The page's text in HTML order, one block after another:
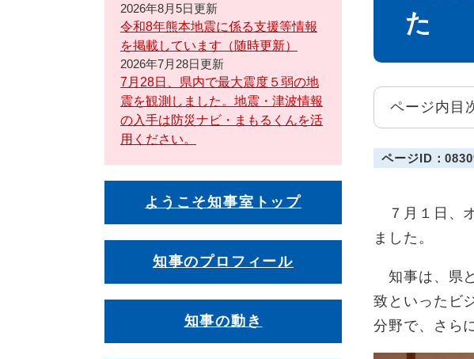
た
ページ内目
ページID：
７月１日、
ました。
知事は、県
致といったビ
分野で、さら
2026年8月5日更新
令和8年熊本地震に係る支援等情報
を掲載しています（随時更新）
2026年7月28日更新
7月28日、県内で最大震度５弱の地
震を観測しました。地震・津波情報
の入手は防災ナビ・まもるくんを活
用ください。
ようこそ知事室トップ
知事のプロフィール
知事の動き